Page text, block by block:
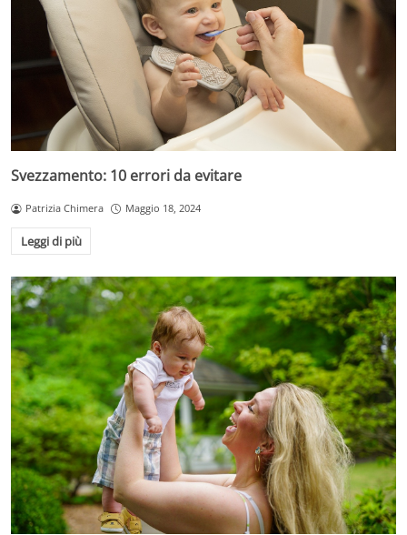
Svezzamento: 10 errori da evitare
Patrizia Chimera Maggio 18, 2024
Leggi di più